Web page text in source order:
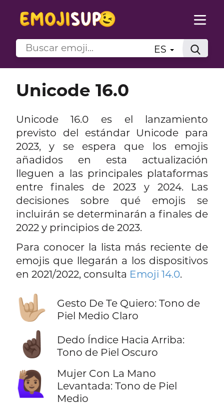
ES
Unicode 16.0
Unicode 16.0 es el lanzamiento
previsto del estándar Unicode para
2023, y se espera que los emojis
añadidos en esta actualización
lleguen a las principales plataformas
entre finales de 2023 y 2024. Las
decisiones sobre qué emojis se
incluirán se determinarán a finales de
2022 y principios de 2023.
Para conocer la lista más reciente de
emojis que llegarán a los dispositivos
en 2021/2022, consulta Emoji 14.0.
🤟🏼
Gesto De Te Quiero: Tono de
Piel Medio Claro
☝🏿
Dedo Índice Hacia Arriba:
Tono de Piel Oscuro
🙋🏽‍♀️
Mujer Con La Mano
Levantada: Tono de Piel
Medio